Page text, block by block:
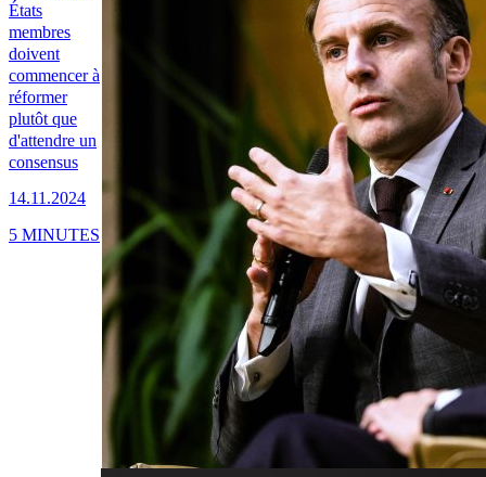
États
membres
doivent
commencer à
réformer
plutôt que
d'attendre un
consensus
14.11.2024
5 MINUTES